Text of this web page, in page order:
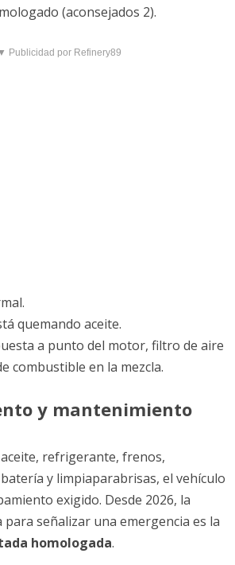
(aconsejados 2).
Publicidad por Refinery89
quemando aceite.
a punto del motor, filtro de aire
combustible en la mezcla.
y mantenimiento
refrigerante, frenos,
y limpiaparabrisas, el vehículo
exigido. Desde 2026, la
señalizar una emergencia es la
homologada.